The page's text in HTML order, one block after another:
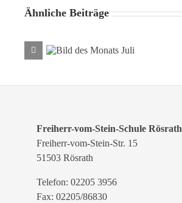
Ähnliche Beiträge
Bild des Monats
Freiherr-vom-Stein-Schule Rösrath
Freiherr-vom-Stein-Str. 15
51503 Rösrath
Telefon: 02205 3956
Fax: 02205/86830